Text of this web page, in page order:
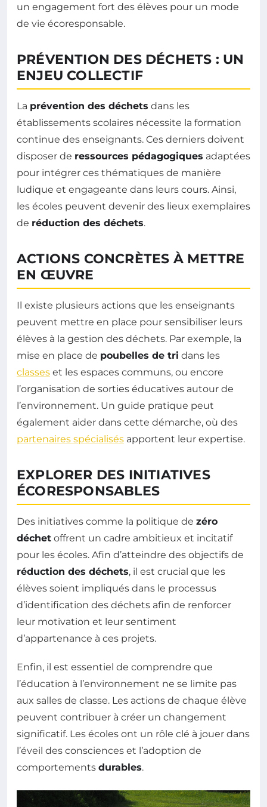
un engagement fort des élèves pour un mode
de vie écoresponsable.
PRÉVENTION DES DÉCHETS : UN
ENJEU COLLECTIF
La prévention des déchets dans les
établissements scolaires nécessite la formation
continue des enseignants. Ces derniers doivent
disposer de ressources pédagogiques adaptées
pour intégrer ces thématiques de manière
ludique et engageante dans leurs cours. Ainsi,
les écoles peuvent devenir des lieux exemplaires
de réduction des déchets.
ACTIONS CONCRÈTES À METTRE
EN ŒUVRE
Il existe plusieurs actions que les enseignants
peuvent mettre en place pour sensibiliser leurs
élèves à la gestion des déchets. Par exemple, la
mise en place de poubelles de tri dans les
classes et les espaces communs, ou encore
l’organisation de sorties éducatives autour de
l’environnement. Un guide pratique peut
également aider dans cette démarche, où des
partenaires spécialisés apportent leur expertise.
EXPLORER DES INITIATIVES
ÉCORESPONSABLES
Des initiatives comme la politique de zéro
déchet offrent un cadre ambitieux et incitatif
pour les écoles. Afin d’atteindre des objectifs de
réduction des déchets, il est crucial que les
élèves soient impliqués dans le processus
d’identification des déchets afin de renforcer
leur motivation et leur sentiment
d’appartenance à ces projets.
Enfin, il est essentiel de comprendre que
l’éducation à l’environnement ne se limite pas
aux salles de classe. Les actions de chaque élève
peuvent contribuer à créer un changement
significatif. Les écoles ont un rôle clé à jouer dans
l’éveil des consciences et l’adoption de
comportements durables.